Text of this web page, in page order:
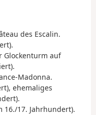
des Escalin.
Glockenturm auf
Madonna.
ehemaliges
16./17. Jahrhundert).